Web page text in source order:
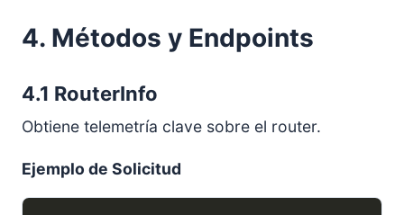
4. Métodos y Endpoints
4.1 RouterInfo
Obtiene telemetría clave sobre el router.
Ejemplo de Solicitud